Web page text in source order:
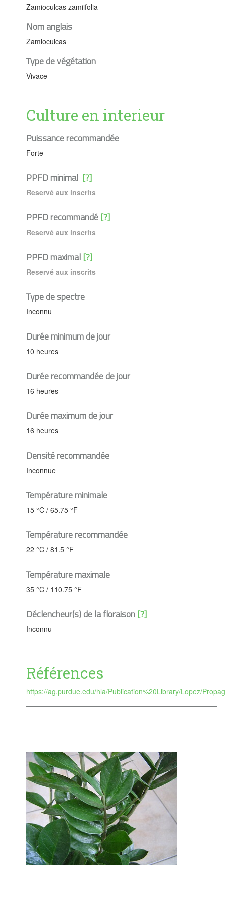
Zamioculcas zamiifolia
Nom anglais
Zamioculcas
Type de végétation
Vivace
Culture en interieur
Puissance recommandée
Forte
PPFD minimal [?]
Reservé aux inscrits
PPFD recommandé [?]
Reservé aux inscrits
PPFD maximal [?]
Reservé aux inscrits
Type de spectre
Inconnu
Durée minimum de jour
10 heures
Durée recommandée de jour
16 heures
Durée maximum de jour
16 heures
Densité recommandée
Inconnue
Température minimale
15 °C / 65.75 °F
Température recommandée
22 °C / 81.5 °F
Température maximale
35 °C / 110.75 °F
Déclencheur(s) de la floraison [?]
Inconnu
Références
https://ag.purdue.edu/hla/Publication%20Library/Lopez/